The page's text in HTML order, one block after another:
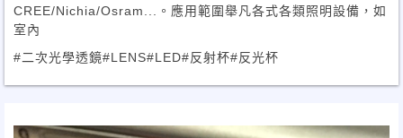
CREE/Nichia/Osram...。應用範圍舉凡各式各類照明設備，如
室內
#二次光學透鏡#LENS#LED#反射杯#反光杯